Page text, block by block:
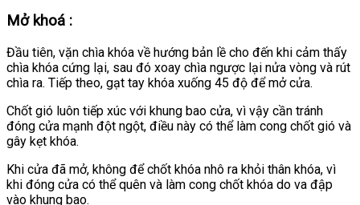
Mở khoá :
Đầu tiên, vặn chìa khóa về hướng bản lề cho đến khi cảm thấy
chìa khóa cứng lại, sau đó xoay chìa ngược lại nửa vòng và rút
chìa ra. Tiếp theo, gạt tay khóa xuống 45 độ để mở cửa.
Chốt gió luôn tiếp xúc với khung bao cửa, vì vậy cần tránh
đóng cửa mạnh đột ngột, điều này có thể làm cong chốt gió và
gây kẹt khóa.
Khi cửa đã mở, không để chốt khóa nhô ra khỏi thân khóa, vì
khi đóng cửa có thể quên và làm cong chốt khóa do va đập
vào khung bao.